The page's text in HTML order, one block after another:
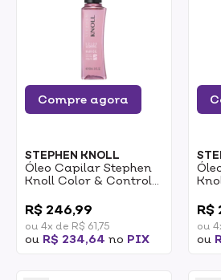
Compre agora
STEPHEN KNOLL
Óleo Capilar Stephen
Knoll Color & Control
R$ 246,99
ou 4x de R$ 61,75
ou R$ 234,64 no PIX
R$
ou
ou